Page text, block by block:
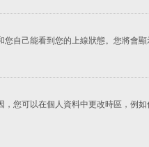
自己能看到您的上線狀態。您將會顯
您可以在個人資料中更改時區，例